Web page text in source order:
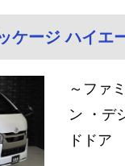
ケージ ハイエ
～ファ
ン ・デ
ドドア